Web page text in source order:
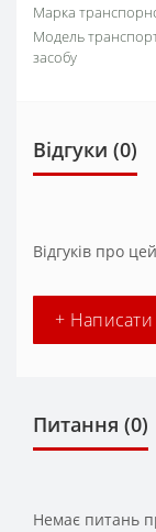
Марка
Модель
засобу
Відгуки (0)
Відгуків про
+ Написати
Питання (0)
Немає питань